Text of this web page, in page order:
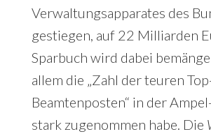
Verwaltungsapparates des
gestiegen, auf 22 Milliarden
Sparbuch wird dabei
allem die „Zahl der teuren
Beamtenposten“ in der
stark zugenommen habe. Die